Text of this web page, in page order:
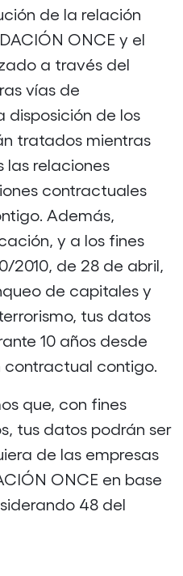
de la relación
ONCE y el
a través del
vías de
disposición de los
tratados mientras
las relaciones
contractuales
Además,
y a los fines
2010, de 28 de abril,
de capitales y
tus datos
10 años desde
contractual contigo.
que, con fines
tus datos podrán ser
de las empresas
ONCE en base
48 del